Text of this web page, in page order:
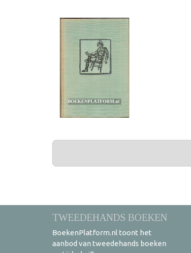
PAGINA'S
TWEEDEHANDS BOEKEN
BoekenPlatform.nl toont het
aanbod van tweedehands boeken